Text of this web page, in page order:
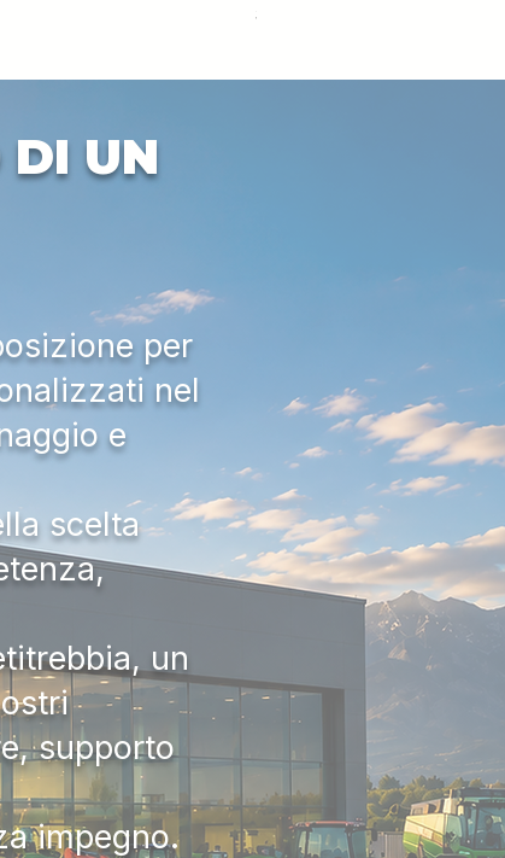
Prezzo
33.000,00 €
DI UN
per
nel
e
scelta
un
supporto
impegno.